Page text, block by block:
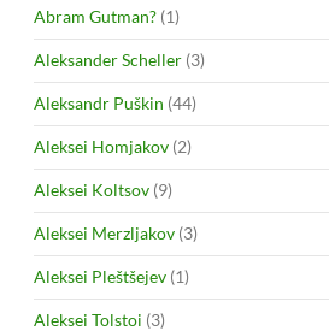
Abram Gutman? (1)
Aleksander Scheller (3)
Aleksandr Puškin (44)
Aleksei Homjakov (2)
Aleksei Koltsov (9)
Aleksei Merzljakov (3)
Aleksei Pleštšejev (1)
Aleksei Tolstoi (3)